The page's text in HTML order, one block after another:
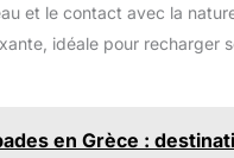
et le contact avec la
idéale pour recharger
en Grèce :